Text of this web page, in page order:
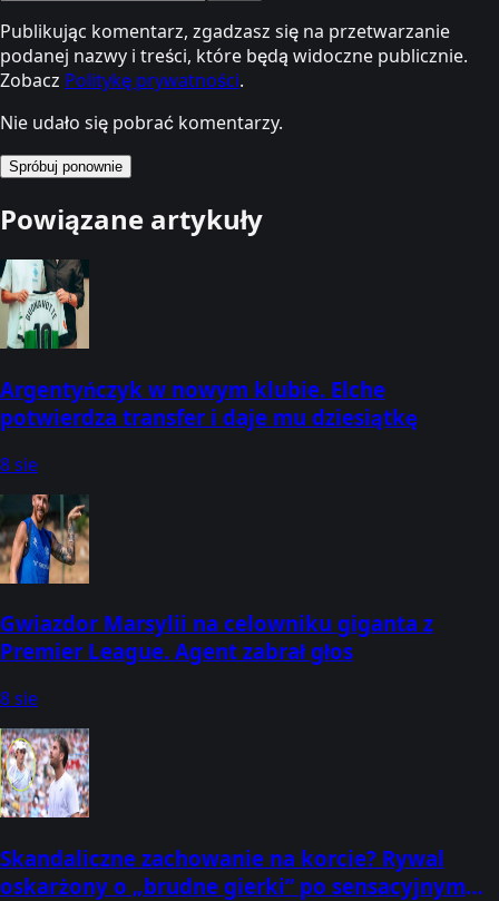
Publikując komentarz, zgadzasz się na przetwarzanie
podanej nazwy i treści, które będą widoczne publicznie.
Zobacz Politykę prywatności.
Nie udało się pobrać komentarzy.
Spróbuj ponownie
Powiązane artykuły
Argentyńczyk w nowym klubie. Elche
potwierdza transfer i daje mu dziesiątkę
8 sie
Gwiazdor Marsylii na celowniku giganta z
Premier League. Agent zabrał głos
8 sie
Skandaliczne zachowanie na korcie? Rywal
oskarżony o „brudne gierki” po sensacyjnym